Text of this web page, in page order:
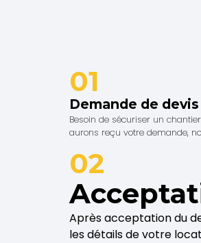
01
Demande de devis
Besoin de sécuriser un
aurons reçu votre demande,
02
Après acceptation du
les détails de votre